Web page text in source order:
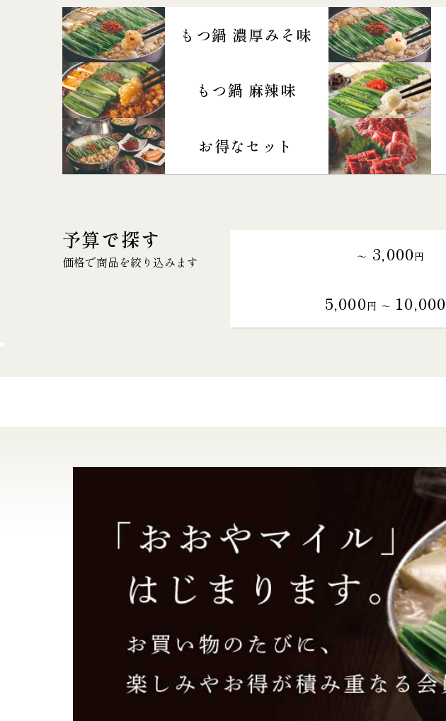
もつ鍋 濃厚みそ味
もつ鍋 麻辣味
お得なセット
予算で探す
価格で商品を絞り込みます ～ 3,000円
5,000円 〜 10,000